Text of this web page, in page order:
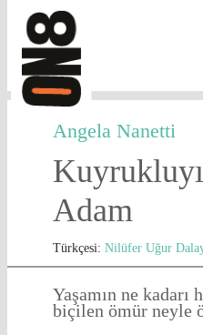
Angela Nanetti
Adam
Türkçesi: Nilüfer Uğur
Yaşamın ne kadarı
biçilen ömür neyle